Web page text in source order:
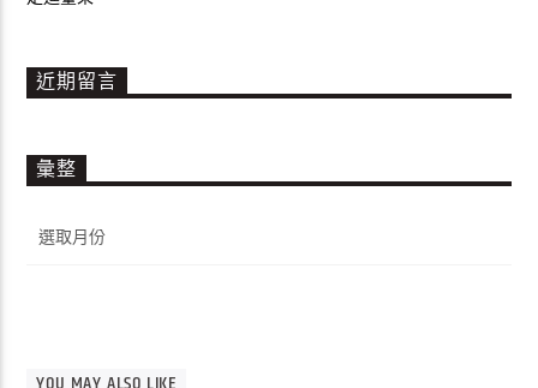
近期留言
彙整
整